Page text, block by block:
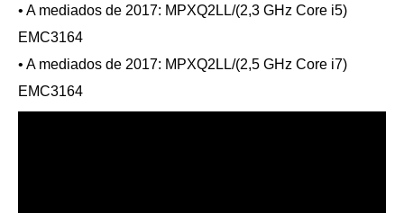
• A mediados de 2017: MPXQ2LL/(2,3 GHz Core i5)
EMC3164
• A mediados de 2017: MPXQ2LL/(2,5 GHz Core i7)
EMC3164